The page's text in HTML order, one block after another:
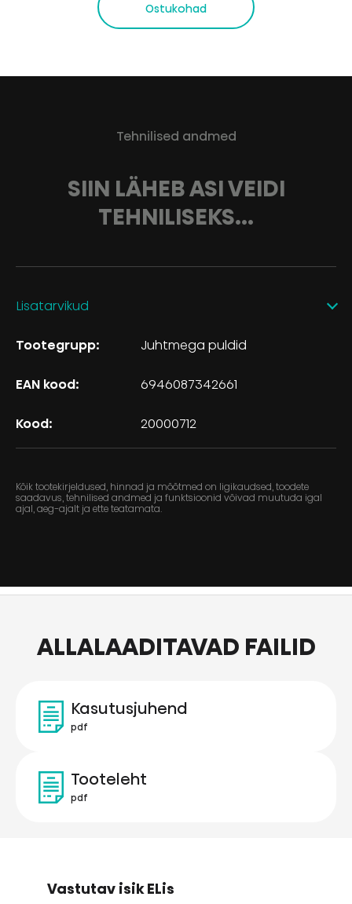
Ostukohad
Tehnilised andmed
SIIN LÄHEB ASI VEIDI
TEHNILISEKS...
Lisatarvikud
Tootegrupp: Juhtmega puldid
EAN kood: 6946087342661
Kood: 20000712
Kõik tootekirjeldused, hinnad ja mõõtmed on ligikaudsed, toodete
saadavus, tehnilised andmed ja funktsioonid võivad muutuda igal
ajal, aeg-ajalt ja ette teatamata.
ALLALAADITAVAD FAILID
Kasutusjuhend
pdf
Tooteleht
pdf
Vastutav isik ELis